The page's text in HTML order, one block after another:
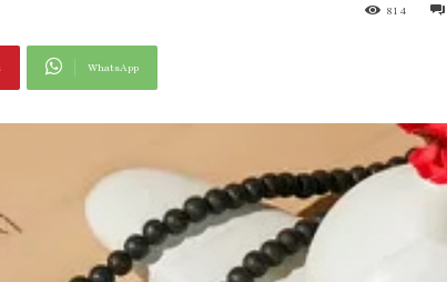
814
WhatsApp